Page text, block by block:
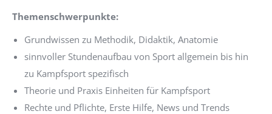
Themenschwerpunkte:
Grundwissen zu Methodik, Didaktik, Anatomie
sinnvoller Stundenaufbau von Sport allgemein bis hin
zu Kampfsport spezifisch
Theorie und Praxis Einheiten für Kampfsport
Rechte und Pflichte, Erste Hilfe, News und Trends